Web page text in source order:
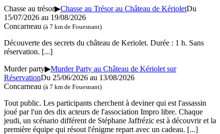
Chasse au trésor▶Chasse au Trésor au Château de KérioletDu
15/07/2026 au 19/08/2026
Concarneau (à 7 km de Fouesnant)
Découverte des secrets du château de Keriolet. Durée : 1 h. Sans
réservation. [...]
Murder party▶Murder Party au Château de Kériolet sur
RéservationDu 25/06/2026 au 13/08/2026
Concarneau (à 7 km de Fouesnant)
Tout public. Les participants cherchent à deviner qui est l'assassin
joué par l'un des dix acteurs de l'association Impro libre. Chaque
jeudi, un scénario différent de Stéphane Jaffrézic est à découvrir et la
première équipe qui résout l'énigme repart avec un cadeau. [...]